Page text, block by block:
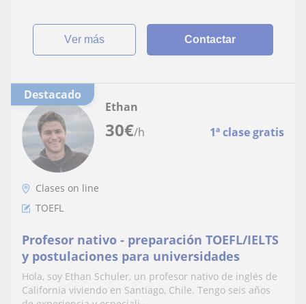
ver más Contactar
Destacado
30€/h 1ª clase gratis
Ethan
Clases on line
TOEFL
Profesor nativo - preparación TOEFL/IELTS
y postulaciones para universidades
Hola, soy Ethan Schuler, un profesor nativo de inglés de
California viviendo en Santiago, Chile. Tengo seis años